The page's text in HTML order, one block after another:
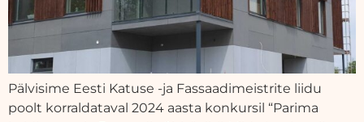
Pälvisime Eesti Katuse -ja Fassaadimeistrite liidu
poolt korraldataval 2024 aasta konkursil “Parima